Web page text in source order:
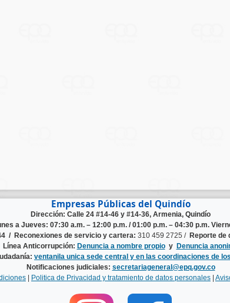
Empresas Públicas del Quindío
Dirección: Calle 24 #14-46 y #14-36, Armenia, Quindío
a Jueves: 07:30 a.m. – 12:00 p.m. / 01:00 p.m. – 04:30 p.m.
/ Reconexiones de servicio y cartera: 310 459 2725 / Reporte de
Línea Anticorrupción: Denuncia a nombre propioy Denuncia
ventanila unica sede central y en las coordinaciones de
Notificaciones judiciales: secretariageneral@epq.gov.co
Politica de Privacidad y tratamiento de datos personales